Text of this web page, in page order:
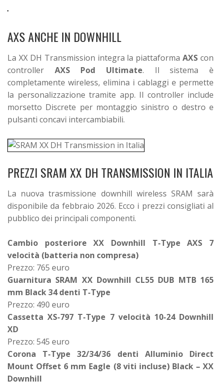
AXS ANCHE IN DOWNHILL
La XX DH Transmission integra la piattaformaAXS con
controller AXS Pod Ultimate. Il sistema è
completamente wireless, elimina i cablaggi e permette
la personalizzazione tramite app. Il controller include
morsetto Discrete per montaggio sinistro o destro e
pulsanti concavi intercambiabili.
PREZZI SRAM XX DH TRANSMISSION IN ITALIA
La nuova trasmissione downhill wireless SRAM sarà
disponibile da febbraio 2026. Ecco i prezzi consigliati al
pubblico dei principali componenti.
Cambio posteriore XX Downhill T-Type AXS 7
velocità (batteria non compresa)
Prezzo: 765 euro
Guarnitura SRAM XX Downhill CL55 DUB MTB 165
mm Black 34 denti T-Type
Prezzo: 490 euro
Cassetta XS-797 T-Type 7 velocità 10-24 Downhill
XD
Prezzo: 545 euro
Corona T-Type 32/34/36 denti Alluminio Direct
Mount Offset 6 mm Eagle (8 viti incluse) Black – XX
Downhill